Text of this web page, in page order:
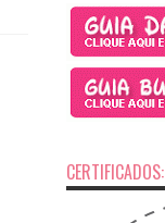
CERTIFICADOS: